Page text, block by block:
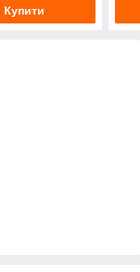
Купити